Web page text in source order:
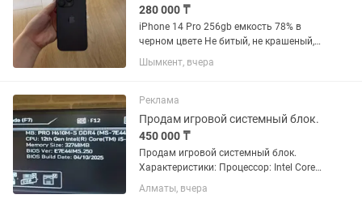
280 000 ₸
iPhone 14 Pro 256gb емкость 78% в
черном цвете Не битый, не крашеный,
нигде ничего не менялось — всё
родное. Только ёмкость аккумулятора
находится в хорошем...
Шымкент, вчера
Реклама
Продам игровой системный блок.
450 000 ₸
Продам игровой системный блок.
Характеристики: Процессор: Intel Core
i5-12400F Материнская плата: MSI PRO
H610M-S DDR4 Оперативная память: 32
Алматы, вчера